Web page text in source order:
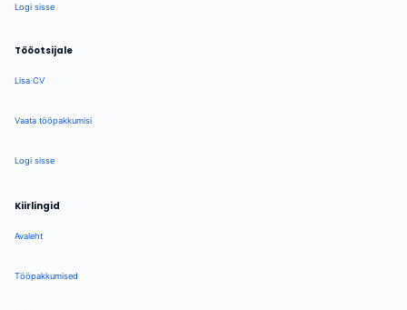
Logi sisse
Tööotsijale
Lisa CV
Vaata tööpakkumisi
Logi sisse
Kiirlingid
Avaleht
Tööpakkumised